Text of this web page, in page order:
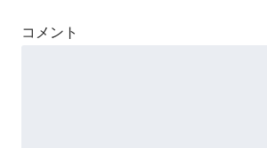
コメント